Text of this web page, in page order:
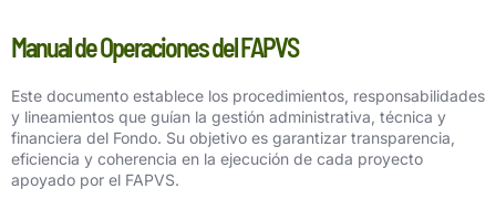
Manual de Operaciones del FAPVS
Este documento establece los procedimientos, responsabilidades
y lineamientos que guían la gestión administrativa, técnica y
financiera del Fondo. Su objetivo es garantizar transparencia,
eficiencia y coherencia en la ejecución de cada proyecto
apoyado por el FAPVS.